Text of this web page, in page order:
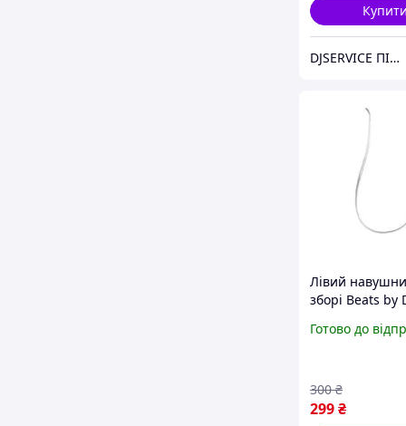
Купити
DJSERVICE ПІСЛЯОПЛАТОЮ НЕ ПРАЦЮЄМО!!! Интернет-магазин
Лівий
зборі Beats by
A2295 White
Готово до
299₴
300 ₴